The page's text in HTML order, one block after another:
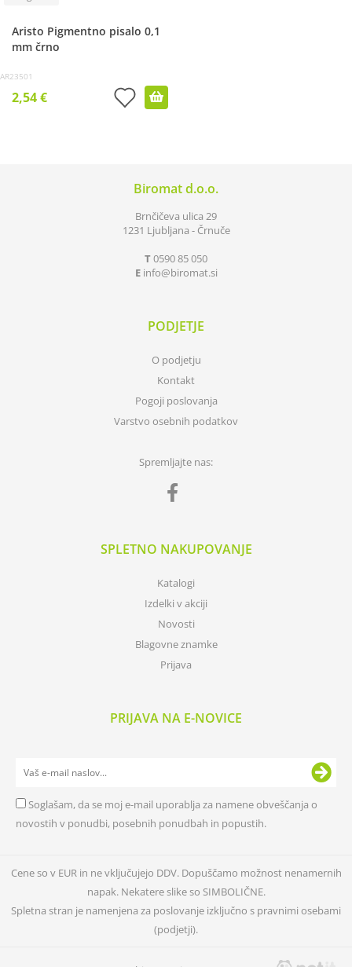
Aristo Pigmentno pisalo 0,1
mm črno
AR23501
2,54 €
Biromat d.o.o.
Brnčičeva ulica 29
1231 Ljubljana - Črnuče
T0590 85 050
E info biromat.si
PODJETJE
O podjetju
Kontakt
Pogoji poslovanja
Varstvo osebnih podatkov
Spremljajte nas:
SPLETNO NAKUPOVANJE
Katalogi
Izdelki v akciji
Novosti
Blagovne znamke
Prijava
PRIJAVA NA E-NOVICE
Soglašam, da se moj e-mail uporablja za namene obveščanja o
novostih v ponudbi, posebnih ponudbah in popustih.
Cene so v EUR in ne vključujejo DDV. Dopuščamo možnost nenamernih
napak. Nekatere slike so SIMBOLIČNE.
Spletna stran je namenjena za poslovanje izključno s pravnimi osebami
(podjetji).